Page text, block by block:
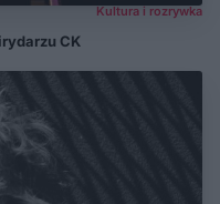
Kultura i rozrywka
CK